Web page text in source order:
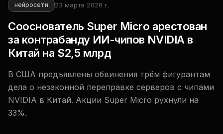
$2,5 млрд
нейросети 23 марта 2026 г.
Сооснователь Super Micro арестован
за контрабанду ИИ-чипов NVIDIA в
Китай на $2,5 млрд
В США предъявлены обвинения трём фигурантам
дела о незаконной переправке серверов с чипами
NVIDIA в Китай. Акции Super Micro рухнули на
33%.